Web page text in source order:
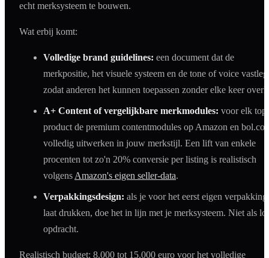
echt merksysteem te bouwen.
Wat erbij komt:
Volledige brand guidelines: een document dat de
merkpositie, het visuele systeem en de tone of voice
zodat anderen het kunnen toepassen zonder elke keer
A+ Content of vergelijkbare merkmodules: voor elk top-
product de premium contentmodules op Amazon en
volledig uitwerken in jouw merkstijl. Een lift van enkele
procenten tot zo'n 20% conversie per listing is realistisch
volgens Amazon's eigen seller-data.
Verpakkingsdesign: als je voor het eerst eigen verpakking
laat drukken, doe het in lijn met je merksysteem. Niet als
opdracht.
Realistisch budget: 8.000 tot 15.000 euro voor het volledige